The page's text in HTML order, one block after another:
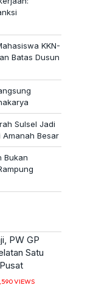
KKN-
Batas Dusun
Sulsel Jadi
Amanah Besar
Bukan
PW GP
Satu
VIEWS